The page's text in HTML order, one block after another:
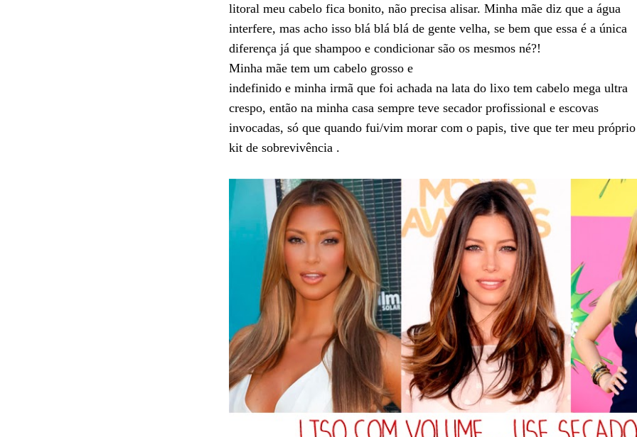
litoral meu cabelo fica bonito, não precisa alisar. Minha mãe diz que a água
interfere, mas acho isso blá blá blá de gente velha, se bem que essa é a única
diferença já que shampoo e condicionar são os mesmos né?!
Minha mãe tem um cabelo grosso e
indefinido e minha irmã que foi achada na lata do lixo tem cabelo mega ultra
crespo, então na minha casa sempre teve secador profissional e escovas
invocadas, só que quando fui/vim morar com o papis, tive que ter meu próprio
kit de sobrevivência .